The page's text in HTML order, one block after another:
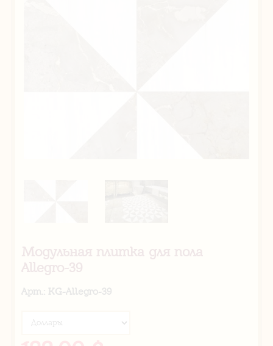
Модульная плитка для пола
Allegro-39
Арт.: KG-Allegro-39